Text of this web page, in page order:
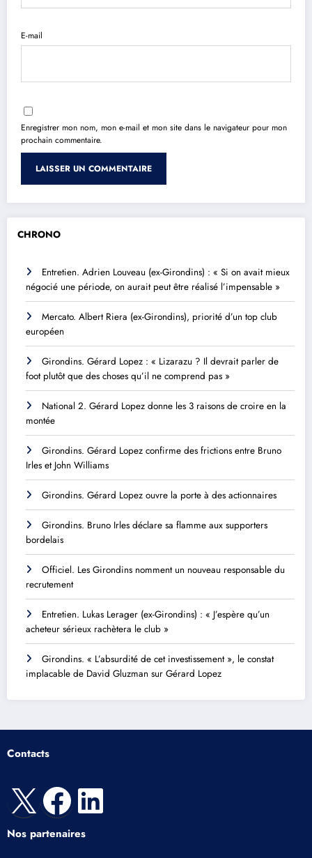
E-mail
Enregistrer mon nom, mon e-mail et mon site dans le navigateur pour mon
prochain commentaire.
CHRONO
Entretien. Adrien Louveau (ex-Girondins) : « Si on avait mieux
négocié une période, on aurait peut être réalisé l’impensable »
Mercato. Albert Riera (ex-Girondins), priorité d’un top club
européen
Girondins. Gérard Lopez : « Lizarazu ? Il devrait parler de
foot plutôt que des choses qu’il ne comprend pas »
National 2. Gérard Lopez donne les 3 raisons de croire en la
montée
Girondins. Gérard Lopez confirme des frictions entre Bruno
Irles et John Williams
Girondins. Gérard Lopez ouvre la porte à des actionnaires
Girondins. Bruno Irles déclare sa flamme aux supporters
bordelais
Officiel. Les Girondins nomment un nouveau responsable du
recrutement
Entretien. Lukas Lerager (ex-Girondins) : « J’espère qu’un
acheteur sérieux rachètera le club »
Girondins. « L’absurdité de cet investissement », le constat
implacable de David Gluzman sur Gérard Lopez
Contacts
X Facebook
LinkedIn
Nos partenaires